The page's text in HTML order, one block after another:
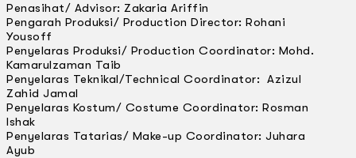
Penasihat/ Advisor: Zakaria Ariffin
Pengarah Produksi/ Production Director: Rohani
Yousoff
Penyelaras Produksi/ Production Coordinator: Mohd.
Kamarulzaman Taib
Penyelaras Teknikal/Technical Coordinator: Azizul
Zahid Jamal
Penyelaras Kostum/ Costume Coordinator: Rosman
Ishak
Penyelaras Tatarias/ Make-up Coordinator: Juhara
Ayub